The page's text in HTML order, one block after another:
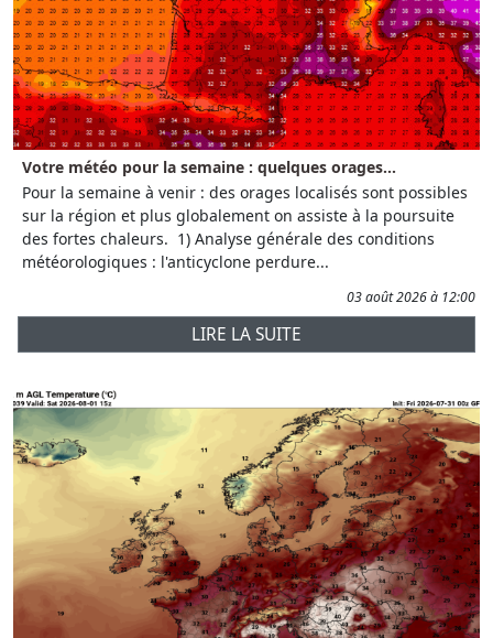
Votre météo pour la semaine : quelques orages...
Pour la semaine à venir : des orages localisés sont possibles
sur la région et plus globalement on assiste à la poursuite
des fortes chaleurs. 1) Analyse générale des conditions
météorologiques : l'anticyclone perdure...
03 août 2026 à 12:00
LIRE LA SUITE